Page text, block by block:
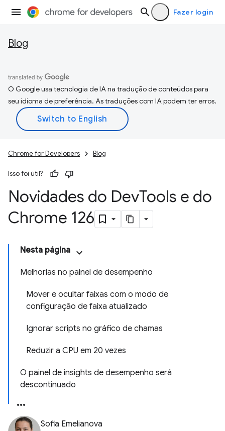
Fazer login
Blog
O Google usa tecnologia de IA na tradução de conteúdos para
seu idioma de preferência. As traduções com IA podem ter erros.
Chrome for Developers Blog
Isso foi útil?
Novidades do DevTools e do
Chrome 126
Nesta página
Melhorias no painel de desempenho
Mover e ocultar faixas com o modo de
configuração de faixa atualizado
Ignorar scripts no gráfico de chamas
Reduzir a CPU em 20 vezes
O painel de insights de desempenho será
descontinuado
Sofia Emelianova